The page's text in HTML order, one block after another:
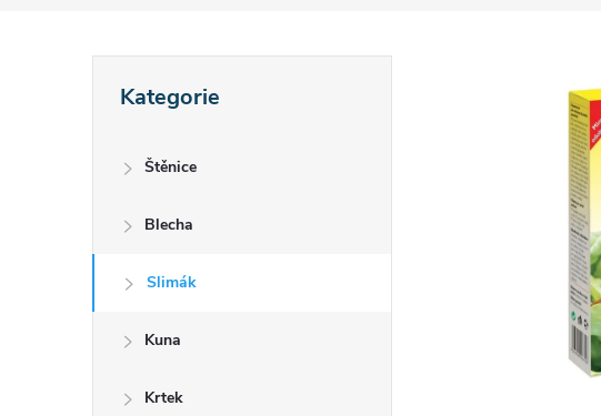
r
kategorie
Kategorie
Štěnice
Blecha
Slimák
Kuna
Krtek